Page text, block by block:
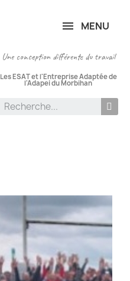
MENU
Une conception différente du travail
Les ESAT et l'Entreprise Adaptée de
l'Adapei du Morbihan